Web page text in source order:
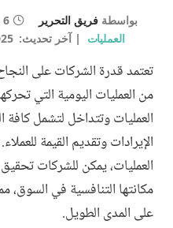
بواسطة فريق التحرير 6 دقائق
العمليات
آخر تحديث: 28
تعتمد قدرة الشركات على
من العمليات اليومية التي
العمليات وتتداخل لتشمل
الإيرادات وتقديم القيمة
العمليات، يمكن للشركات تحقيق
مكانتها التنافسية في السوق،
على المدى الطويل.